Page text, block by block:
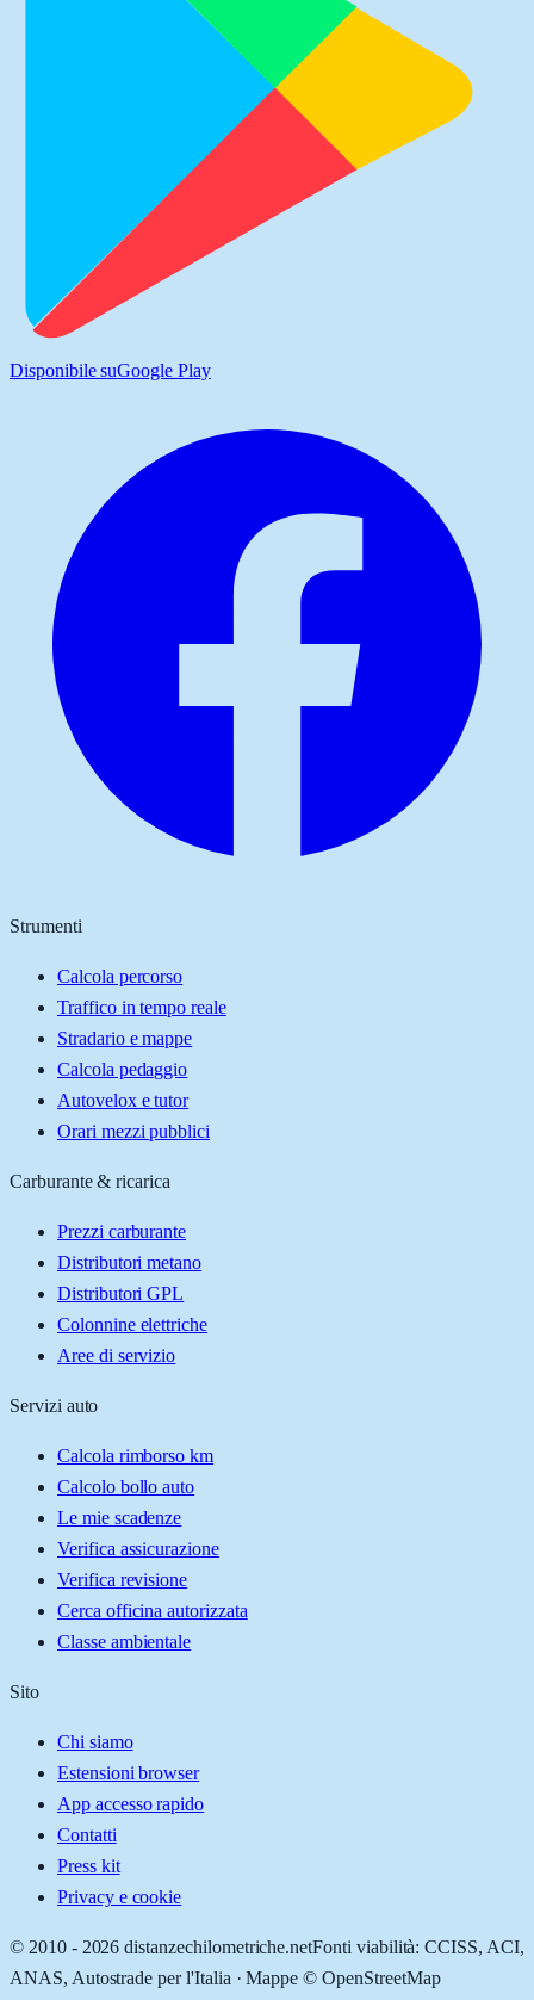
Disponibile suGoogle Play
Strumenti
Calcola percorso
Traffico in tempo reale
Stradario e mappe
Calcola pedaggio
Autovelox e tutor
Orari mezzi pubblici
Carburante & ricarica
Prezzi carburante
Distributori metano
Distributori GPL
Colonnine elettriche
Aree di servizio
Servizi auto
Calcola rimborso km
Calcolo bollo auto
Le mie scadenze
Verifica assicurazione
Verifica revisione
Cerca officina autorizzata
Classe ambientale
Sito
Chi siamo
Estensioni browser
App accesso rapido
Contatti
Press kit
Privacy e cookie
© 2010 - 2026 distanzechilometriche.netFonti viabilità: CCISS, ACI,
ANAS, Autostrade per l'Italia · Mappe © OpenStreetMap